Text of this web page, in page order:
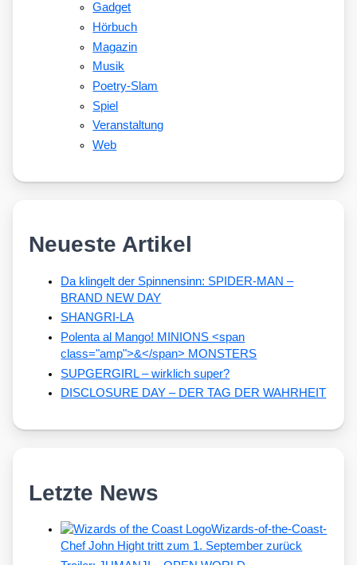
Gadget
Hörbuch
Magazin
Musik
Poetry-Slam
Spiel
Veranstaltung
Web
Neueste Artikel
Da klingelt der Spinnensinn: SPIDER-MAN –
BRAND NEW DAY
SHANGRI-LA
Polenta al Mango! MINIONS <span
class="amp">&</span> MONSTERS
SUPGERGIRL – wirklich super?
DISCLOSURE DAY – DER TAG DER WAHRHEIT
Letzte News
Wizards-of-the-Coast-
Chef John Hight tritt zum 1. September zurück